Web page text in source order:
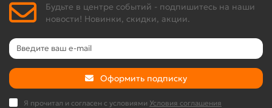
Будьте в центре событий - подпишитесь на наши
новости! Новинки, скидки, акции.
Оформить подписку
Я прочитал и согласен с условиями Условия соглашения